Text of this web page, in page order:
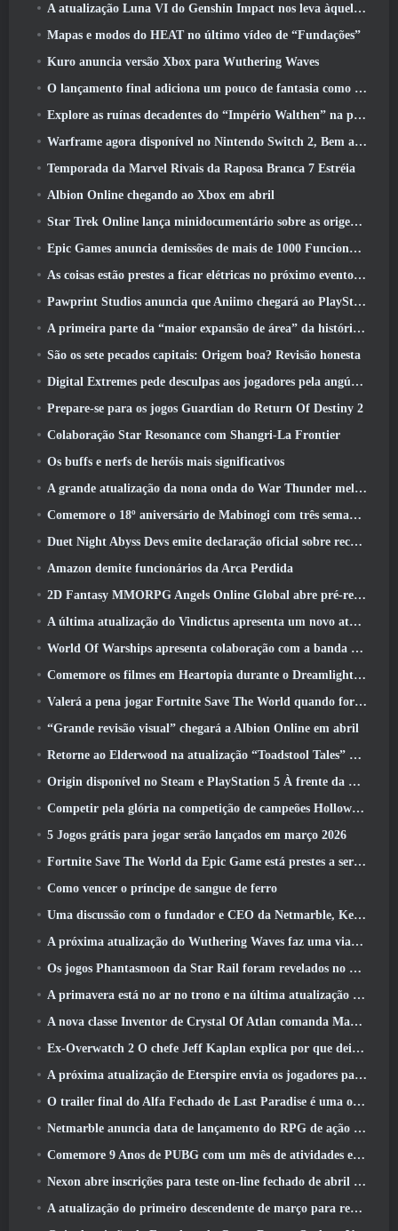
A atualização Luna VI do Genshin Impact nos leva àquele lugar sobre o qual Mondstadt continua falando, mas nunca vimos
Mapas e modos do HEAT no último vídeo de “Fundações”
Kuro anuncia versão Xbox para Wuthering Waves
O lançamento final adiciona um pouco de fantasia como temporada 10 Lançamentos
Explore as ruínas decadentes do “Império Walthen” na próxima grande atualização do RAVEN2
Warframe agora disponível no Nintendo Switch 2, Bem a tempo para o lançamento do Shadowgrapher
Temporada da Marvel Rivais da Raposa Branca 7 Estréia
Albion Online chegando ao Xbox em abril
Star Trek Online lança minidocumentário sobre as origens da Federação para comemorar o 16º aniversário
Epic Games anuncia demissões de mais de 1000 Funcionários, Citando “Desaceleração no Engajamento Fortnite”
As coisas estão prestes a ficar elétricas no próximo evento Aftershock do Apex Legends
Pawprint Studios anuncia que Aniimo chegará ao PlayStation 5 E a Epic Games Store nos lançamentos
A primeira parte da “maior expansão de área” da história do RuneScape é lançada hoje
São os sete pecados capitais: Origem boa? Revisão honesta
Digital Extremes pede desculpas aos jogadores pela angústia causada por “convites nefastos” no Warframe
Prepare-se para os jogos Guardian do Return Of Destiny 2
Colaboração Star Resonance com Shangri-La Frontier
Os buffs e nerfs de heróis mais significativos
A grande atualização da nona onda do War Thunder melhora a aparência das batalhas navais com visuais aquáticos aprimorados
Comemore o 18º aniversário de Mabinogi com três semanas de eventos e recompensas
Duet Night Abyss Devs emite declaração oficial sobre recente incidente de malware após atualização do jogo
Amazon demite funcionários da Arca Perdida
2D Fantasy MMORPG Angels Online Global abre pré-registro
A última atualização do Vindictus apresenta um novo ataque onde os jogadores enfrentarão o Guardião de Caliburn
World Of Warships apresenta colaboração com a banda sueca de heavy metal Sabaton
Comemore os filmes em Heartopia durante o Dreamlight Cinematics Festival
Valerá a pena jogar Fortnite Save The World quando for grátis?
“Grande revisão visual” chegará a Albion Online em abril
Retorne ao Elderwood na atualização “Toadstool Tales” de Palia
Origin disponível no Steam e PlayStation 5 À frente da marcha 23 Lançar
Competir pela glória na competição de campeões Hollow de New Eridu na próxima atualização do Zenless Zone Zero
5 Jogos grátis para jogar serão lançados em março 2026
Fortnite Save The World da Epic Game está prestes a ser gratuito para jogar
Como vencer o príncipe de sangue de ferro
Uma discussão com o fundador e CEO da Netmarble, Ken Kim, sobre a MONGIL: Mergulho nas Estrelas
A próxima atualização do Wuthering Waves faz uma viagem ao “lado negro”
Os jogos Phantasmoon da Star Rail foram revelados no 4.1 Programa Especial
A primavera está no ar no trono e na última atualização do Liberty
A nova classe Inventor de Crystal Of Atlan comanda Magitech Mechs em batalha
Ex-Overwatch 2 O chefe Jeff Kaplan explica por que deixou a Blizzard
A próxima atualização de Eterspire envia os jogadores para as minas anãs
O trailer final do Alfa Fechado de Last Paradise é uma obra de arte pequena, mas aterrorizante
Netmarble anuncia data de lançamento do RPG de ação para domar monstros Mongil: Mergulho nas Estrelas
Comemore 9 Anos de PUBG com um mês de atividades especiais
Nexon abre inscrições para teste on-line fechado de abril do MapleStory Classic World
A atualização do primeiro descendente de março para reequilibrar Sharen e também introduzir novo conteúdo